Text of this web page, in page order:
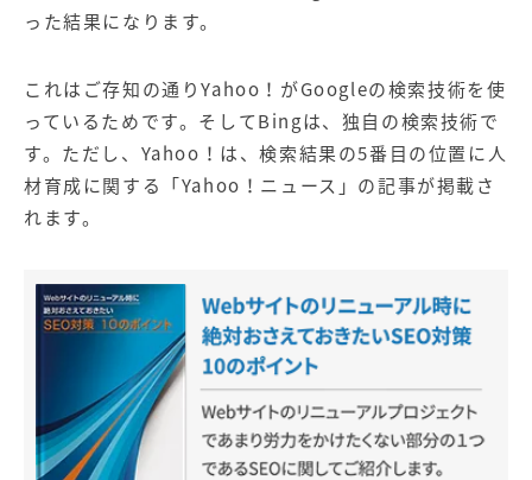
った結果になります。
これはご存知の通りYahoo！がGoogleの検索技術を使
っているためです。そしてBingは、独自の検索技術で
す。ただし、Yahoo！は、検索結果の5番目の位置に人
材育成に関する「Yahoo！ニュース」の記事が掲載さ
れます。